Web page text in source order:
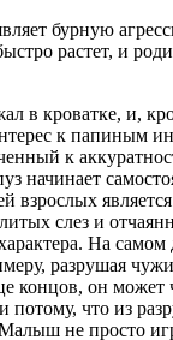
бурную
растет, и
в кроватке, и,
к папиным
к
начинает
взрослых
слез и
На
разрушая
концов, он может
что из
не просто